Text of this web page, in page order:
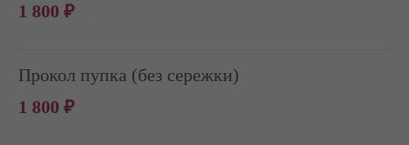
1 800 ₽
Прокол пупка (без сережки)
1 800 ₽